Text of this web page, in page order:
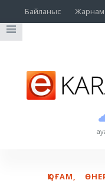
Байланыс
ҚОҒАМ,